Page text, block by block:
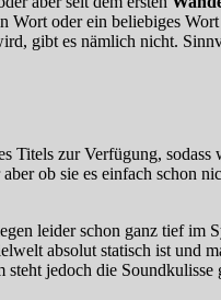
oder ein beliebiges
gibt es nämlich nicht.
zur Verfügung,
ob sie es einfach schon
leider schon ganz tief im
absolut statisch ist und
jedoch die